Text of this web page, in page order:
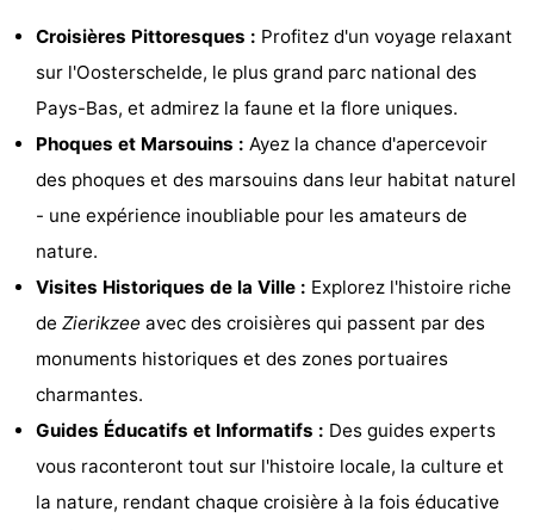
Oase
Duinoord
Ginsterveld
Julianahoeve
Livingstone
Greve
Port
-
Haamstede
Résidence
Hof
Schouwse
Croisières Pittoresques : Profitez d'un voyage relaxant
sur l'Oosterschelde, le plus grand parc national des
Pays-Bas, et admirez la faune et la flore uniques.
Phoques et Marsouins : Ayez la chance d'apercevoir
des phoques et des marsouins dans leur habitat naturel
- une expérience inoubliable pour les amateurs de
nature.
Visites Historiques de la Ville : Explorez l'histoire riche
de Zierikzee avec des croisières qui passent par des
monuments historiques et des zones portuaires
charmantes.
Guides Éducatifs et Informatifs : Des guides experts
vous raconteront tout sur l'histoire locale, la culture et
la nature, rendant chaque croisière à la fois éducative